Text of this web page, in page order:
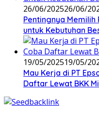
26/06/202526/06/
Pentingnya
untuk Kebutuhan
19/05/202519/05/
Mau Kerja di PT
Daftar Lewat BKK